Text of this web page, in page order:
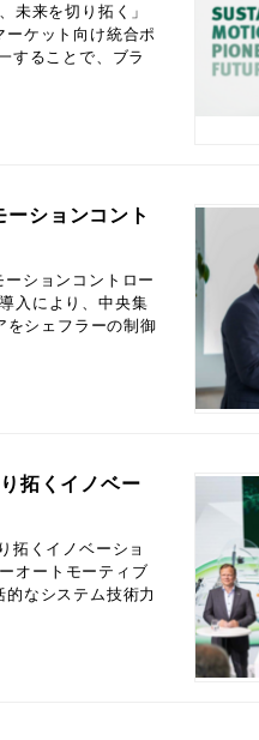
来を切り拓く」
ケット向け統合ポ
することで、ブラ
ションコント
ションコントロー
入により、中央集
シェフラーの制御
拓くイノベー
拓くイノベーショ
オートモーティブ
なシステム技術力